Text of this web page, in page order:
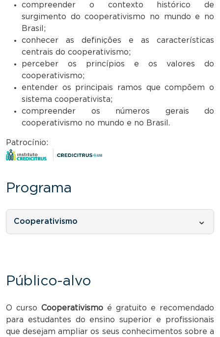
compreender o contexto histórico de
surgimento do cooperativismo no mundo e no
Brasil;
conhecer as definições e as características
centrais do cooperativismo;
perceber os princípios e os valores do
cooperativismo;
entender os principais ramos que compõem o
sistema cooperativista;
compreender os números gerais do
cooperativismo no mundo e no Brasil.
Patrocínio:
Programa
Cooperativismo
Público-alvo
O curso Cooperativismo é gratuito e recomendado
para estudantes do ensino superior e profissionais
que desejam ampliar os seus conhecimentos sobre a